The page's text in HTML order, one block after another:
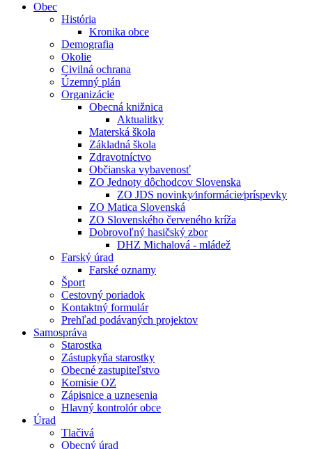
Obec
História
Kronika obce
Demografia
Okolie
Civilná ochrana
Územný plán
Organizácie
Obecná knižnica
Aktualitky
Materská škola
Základná škola
Zdravotníctvo
Občianska vybavenosť
ZO Jednoty dôchodcov Slovenska
ZO JDS novinky⁄informácie⁄príspevky
ZO Matica Slovenská
ZO Slovenského červeného kríža
Dobrovoľný hasičský zbor
DHZ Michalová - mládež
Farský úrad
Farské oznamy
Šport
Cestovný poriadok
Kontaktný formulár
Prehľad podávaných projektov
Samospráva
Starostka
Zástupkyňa starostky
Obecné zastupiteľstvo
Komisie OZ
Zápisnice a uznesenia
Hlavný kontrolór obce
Úrad
Tlačivá
Obecný úrad